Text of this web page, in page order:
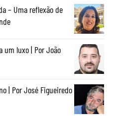
– Uma reflexão de
um luxo | Por João
| Por José Figueiredo